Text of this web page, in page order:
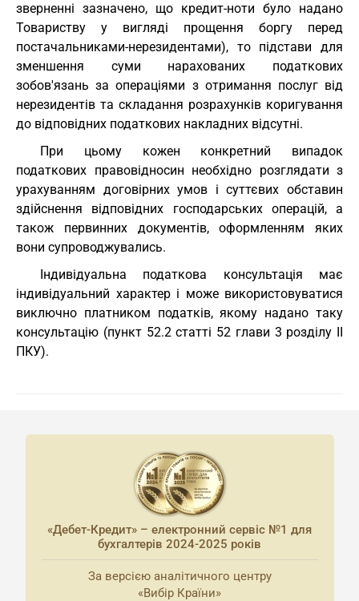
зверненні зазначено, що кредит-ноти було надано
Товариству у вигляді прощення боргу перед
постачальниками-нерезидентами), то підстави для
зменшення суми нарахованих податкових
зобов'язань за операціями з отримання послуг від
нерезидентів та складання розрахунків коригування
до відповідних податкових накладних відсутні.
При цьому кожен конкретний випадок
податкових правовідносин необхідно розглядати з
урахуванням договірних умов і суттєвих обставин
здійснення відповідних господарських операцій, а
також первинних документів, оформленням яких
вони супроводжувались.
Індивідуальна податкова консультація має
індивідуальний характер і може використовуватися
виключно платником податків, якому надано таку
консультацію (пункт 52.2 статті 52 глави 3 розділу II
ПКУ).
«Дебет-Кредит» – електронний сервіс №1 для
бухгалтерів 2024-2025 років
За версією аналітичного центру
«Вибір Країни»